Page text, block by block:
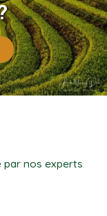
par nos experts